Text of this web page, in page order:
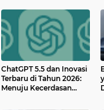
ChatGPT 5.5 dan Inovasi
Terbaru di Tahun 2026:
Menuju Kecerdasan